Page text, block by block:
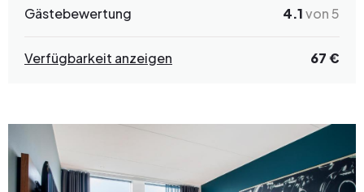
Gästebewertung 4.1von 5
Verfügbarkeit anzeigen 67 €